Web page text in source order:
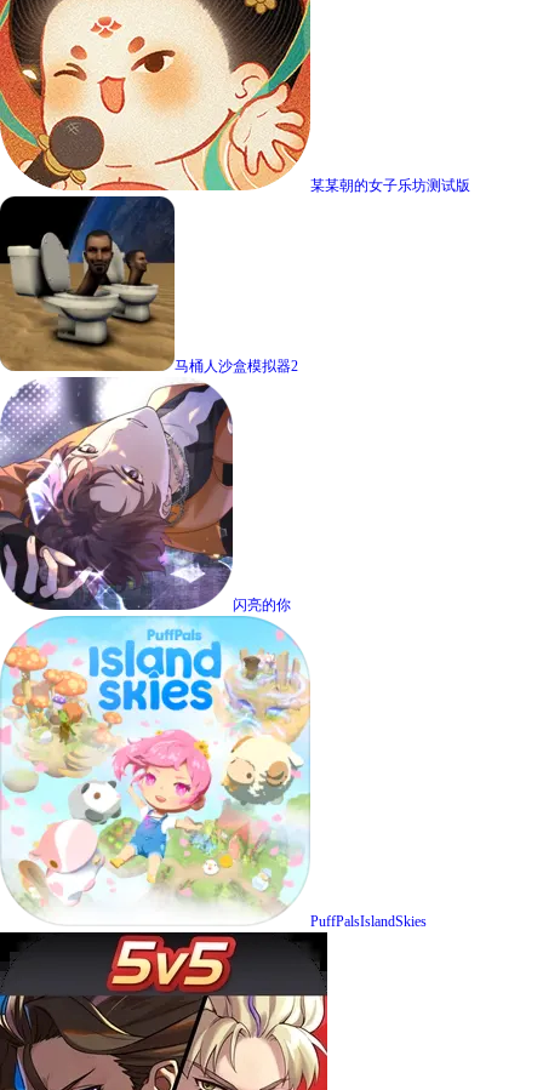
某某朝的女子乐坊测试版
马桶人沙盒模拟器2
闪亮的你
PuffPalsIslandSkies